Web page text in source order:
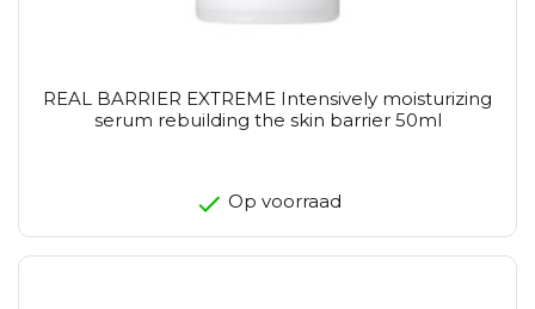
REAL BARRIER EXTREME Intensively moisturizing
serum rebuilding the skin barrier 50ml
Op voorraad